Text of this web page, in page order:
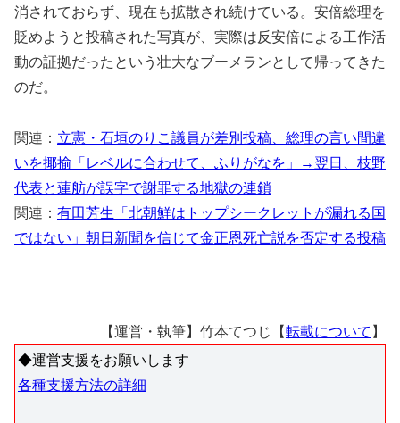
消されておらず、現在も拡散され続けている。安倍総理を
貶めようと投稿された写真が、実際は反安倍による工作活
動の証拠だったという壮大なブーメランとして帰ってきた
のだ。
関連： 立憲・石垣のりこ議員が差別投稿、総理の言い間違
いを揶揄「レベルに合わせて、ふりがなを」→翌日、枝野
代表と蓮舫が誤字で謝罪する地獄の連鎖
関連： 有田芳生「北朝鮮はトップシークレットが漏れる国
ではない」朝日新聞を信じて金正恩死亡説を否定する投稿
【運営・執筆】竹本てつじ【転載について 】
◆運営支援をお願いします
各種支援方法の詳細